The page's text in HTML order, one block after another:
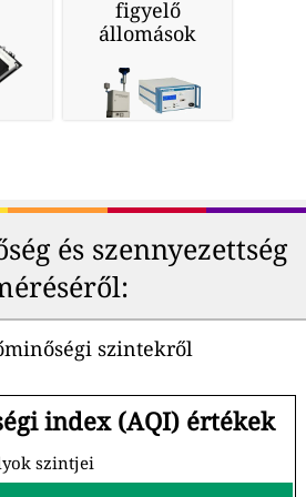
figyelő
állomások
és szennyezettség
szintekről
index (AQI) értékek
szintjei